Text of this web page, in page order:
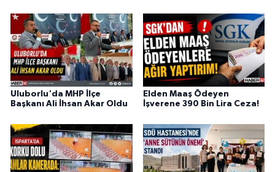
Uluborlu'da MHP İlçe
Başkanı Ali İhsan Akar Oldu
Elden Maaş Ödeyen
İşverene 390 Bin Lira Ceza!